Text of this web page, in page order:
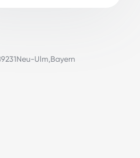
Neu-Ulm,Bayern